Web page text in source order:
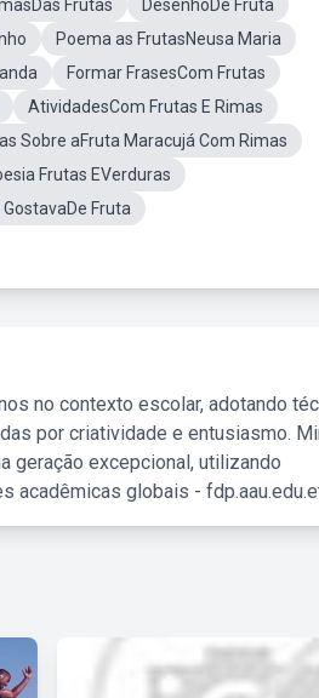
Frutas
DesenhoDe Fruta
Poema as FrutasNeusa Maria
Formar FrasesCom Frutas
AtividadesCom Frutas E Rimas
Sobre aFruta Maracujá Com Rimas
Frutas EVerduras
Fruta
no contexto escolar, adotando
por criatividade e entusiasmo.
geração excepcional, utilizando
acadêmicas globais -